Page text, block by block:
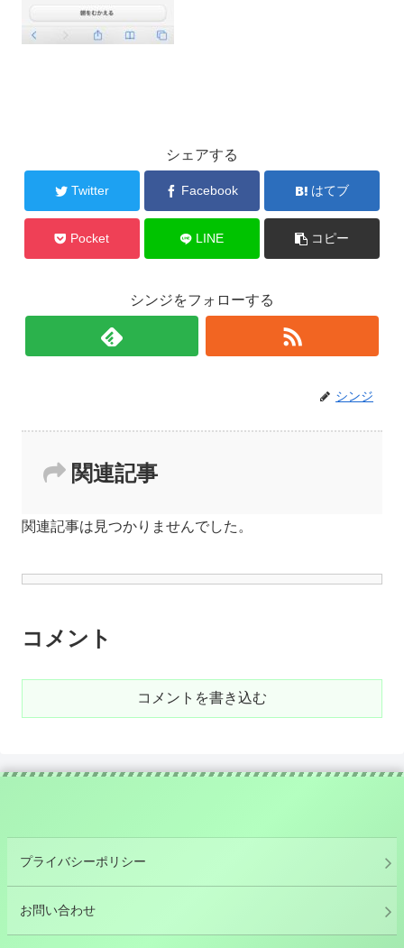
シェアする
Twitter Facebook はてブ
Pocket LINE コピー
シンジをフォローする
シンジ
関連記事
関連記事は見つかりませんでした。
コメント
コメントを書き込む
プライバシーポリシー
お問い合わせ